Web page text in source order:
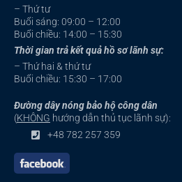
– Thứ tư
Buổi sáng: 09:00 – 12:00
Buổi chiều: 14:00 – 15:30
Thời gian trả kết quả hồ sơ lãnh sự:
– Thứ hai & thứ tư
Buổi chiều: 15:30 – 17:00
Đường dây nóng bảo hộ công dân
(KHÔNG hướng dẫn thủ tục lãnh sự):
+48 782 257 359